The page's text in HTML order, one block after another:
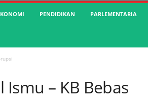
PENDIDIKAN PARLEMENTARIA
Ismu – KB Bebas